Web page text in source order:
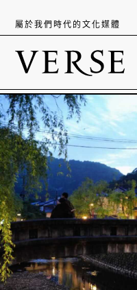
屬於我們時代的文化媒體